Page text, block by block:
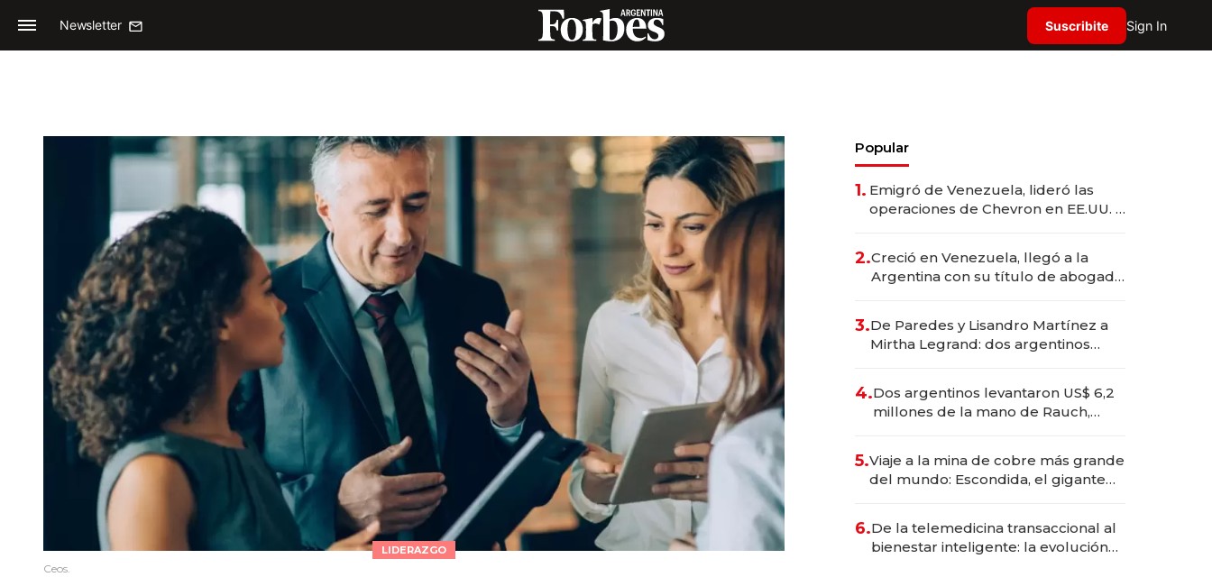
Newsletter Suscribite Sign In
LIDERAZGO
Ceos.
Popular
1. Emigró de Venezuela, lideró las
operaciones de Chevron en EE.UU. y
2.Creció en Venezuela, llegó a la
Argentina con su título de abogado
marcas "fast premium"
3.De Paredes y Lisandro Martínez a
Mirtha Legrand: dos argentinos
deportivo y el cuidado corporal
4.Dos argentinos levantaron US$ 6,2
millones de la mano de Rauch,
5.Viaje a la mina de cobre más grande
del mundo: Escondida, el gigante
6.De la telemedicina transaccional al
bienestar inteligente: la evolución